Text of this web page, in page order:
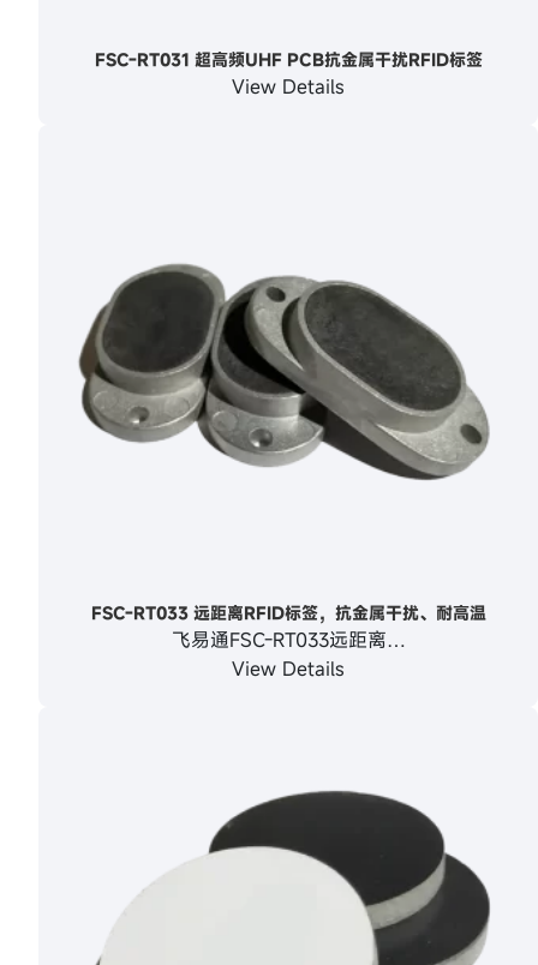
FSC-RT031 超高频UHF PCB抗金属干扰RFID标签
View Details
FSC-RT033 远距离RFID标签，抗金属干扰、耐高温
飞易通FSC-RT033远距离…
View Details